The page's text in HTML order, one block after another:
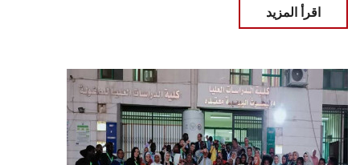
اقرأ المزيد